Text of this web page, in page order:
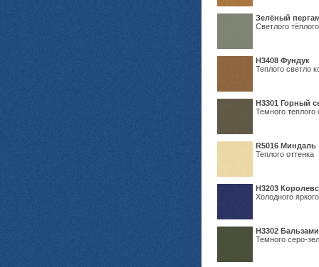
Зелёный
Светлого
Н3408 Фундук
Теплого светло
Н3301 Горный
Темного теплого
R5016 Миндаль
Теплого оттенка
Н3203
Холодного
Н3302
Темного серо-